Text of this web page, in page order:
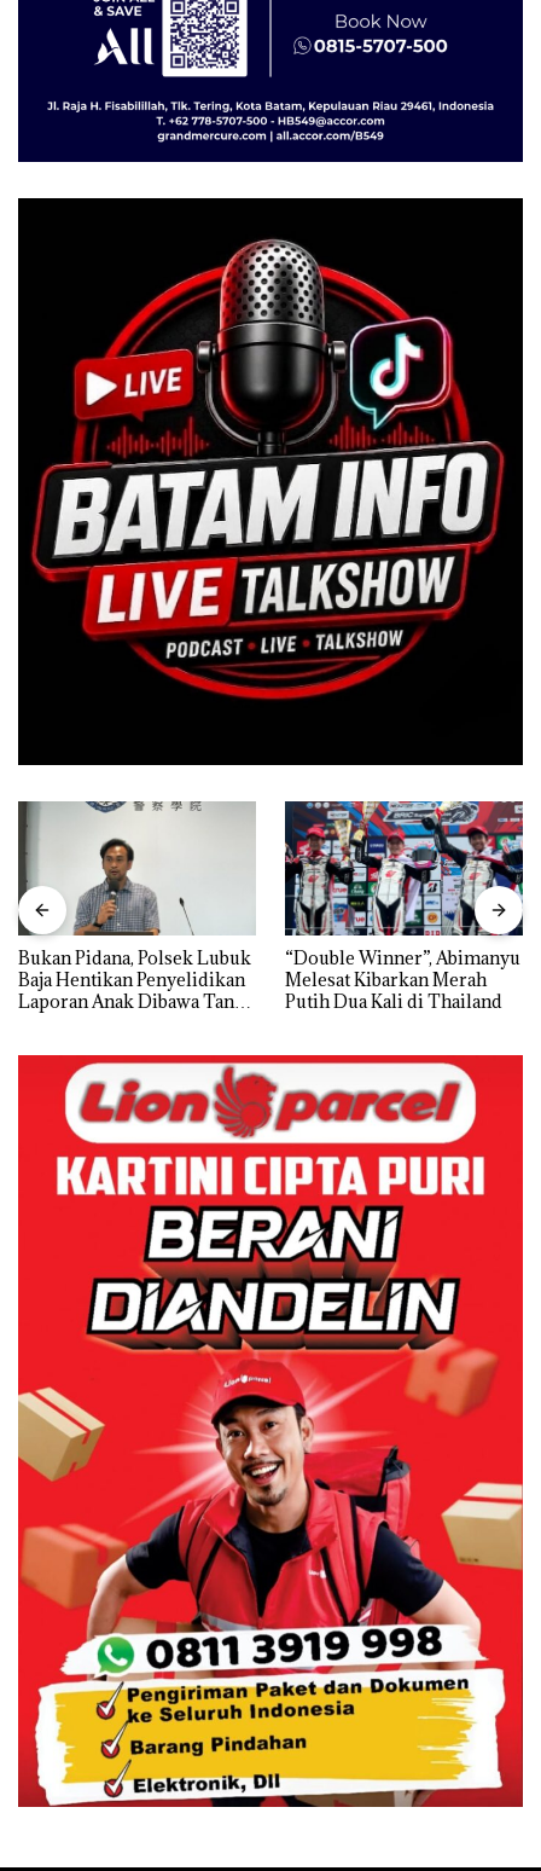
Bukan Pidana, Polsek Lubuk
Baja Hentikan Penyelidikan
Laporan Anak Dibawa Tanpa
“Double Winner”, Abimanyu
Melesat Kibarkan Merah
Putih Dua Kali di Thailand